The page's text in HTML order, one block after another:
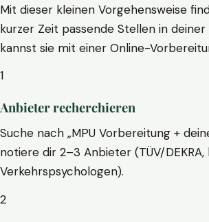
Mit dieser kleinen Vorgehensweise
kurzer Zeit passende Stellen in
kannst sie mit einer Online-
1
Anbieter recherchieren
Suche nach „MPU Vorbereitung +
notiere dir 2–3 Anbieter (TÜV/DEKRA,
Verkehrspsychologen).
2